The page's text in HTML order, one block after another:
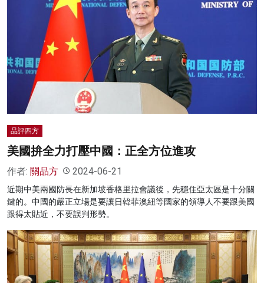
品評四方
美國拚全力打壓中國：正全方位進攻
作者: 關品方 2024-06-21
近期中美兩國防長在新加坡香格里拉會議後，先穩住亞太區是十分關
鍵的。中國的嚴正立場是要讓日韓菲澳紐等國家的領導人不要跟美國
跟得太貼近，不要誤判形勢。